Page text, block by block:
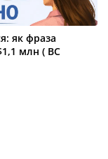
як фраза
млн ( ВС